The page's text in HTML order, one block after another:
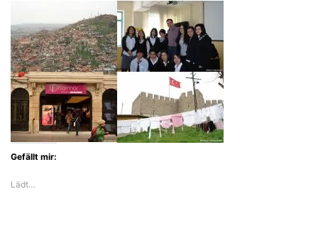
Gefällt mir:
Lädt…